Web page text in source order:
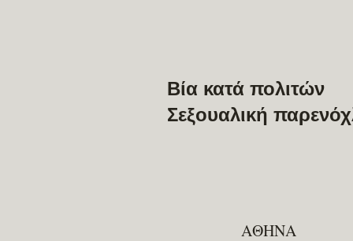
Βία κατά πολιτών
Σεξουαλική
ΑΘΗΝΑ